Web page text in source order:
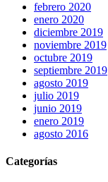
febrero 2020
enero 2020
diciembre 2019
noviembre 2019
octubre 2019
septiembre 2019
agosto 2019
julio 2019
junio 2019
enero 2019
agosto 2016
Categorías